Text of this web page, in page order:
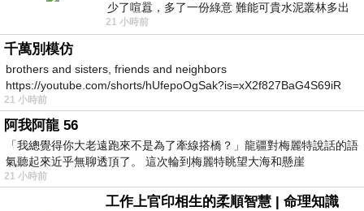
少了喧囂，多了一份綠意 難能可貴水泥叢林多出
一
21 小時前
千萬別模仿
brothers and sisters, friends and neighbors
https://youtube.com/shorts/hUfepoOgSak?is=xX2f827BaG4S69iR
https
21 小時前
阿我阿龍 56
「我總覺得你大老遠跑來不是為了牽線搭橋？」龍疆對梅麗特說話的語
氣聽起來近乎無聊透頂了。 這次輪到梅麗特眺望大海和懸崖
21 小時前
工作上官印相生的柔順智慧 | 命理知識